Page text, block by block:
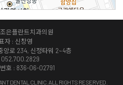
은플란트치과의원
자 : 신창영
앙로 234, 신정타워 2~4층
052.700.2829
호 : 836-06-02791
DENTAL CLINIC. ALL RIGHTS RESERVED.